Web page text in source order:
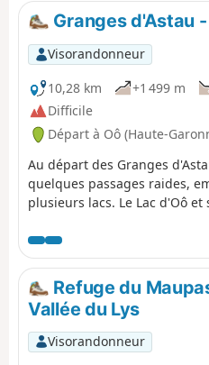
avec l'Espagne.
Granges d'Astau
Visorandonneur
10,28 km
+1 499 m
Difficile
Départ à Oô (Haute-
Au départ des Granges
quelques passages raides,
plusieurs lacs. Le Lac d'Oô et
éventuellement des pauses
Saussat - prononcer Sa-ou-
modeste de la Coume de
de la forte montée en lacets
mêlent roches polies et
Arlaud.
Refuge du
Vallée du Lys
Visorandonneur